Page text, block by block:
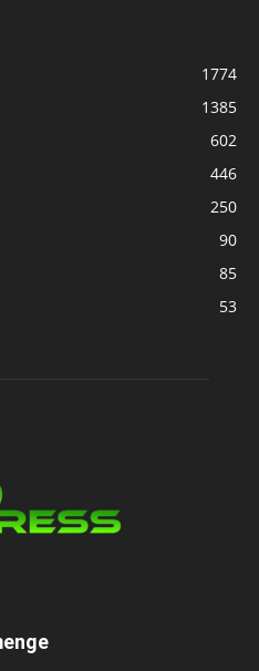
1774
1385
602
446
250
90
85
53